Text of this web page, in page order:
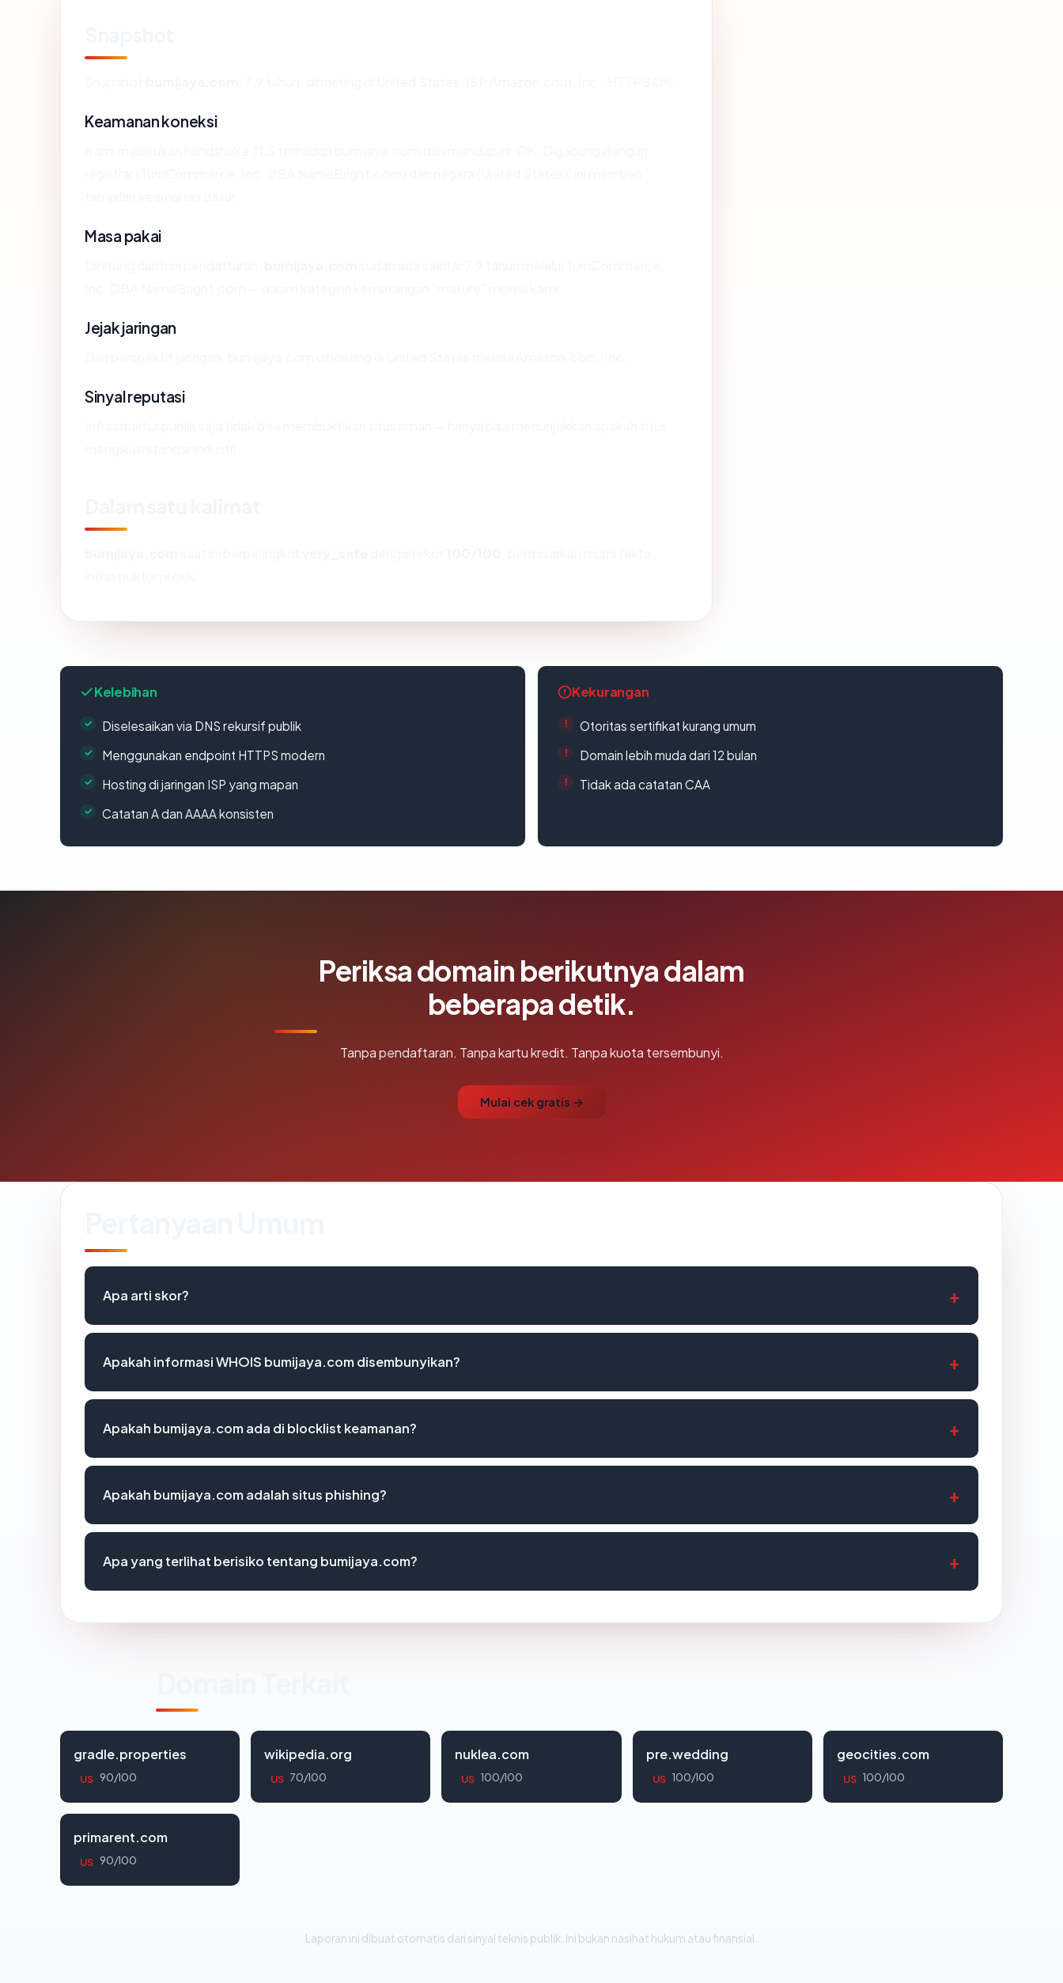
Keamanan koneksi
Masa pakai
Jejak jaringan
Sinyal reputasi
Kelebihan
Diselesaikan via DNS rekursif publik
Menggunakan endpoint HTTPS modern
Hosting di jaringan ISP yang mapan
Catatan A dan AAAA konsisten
Kekurangan
Otoritas sertifikat kurang umum
Domain lebih muda dari 12 bulan
Tidak ada catatan CAA
Periksa domain berikutnya dalam
beberapa detik.
Tanpa pendaftaran. Tanpa kartu kredit. Tanpa kuota tersembunyi.
Mulai cek gratis →
Apa arti skor?
Apakah informasi WHOIS bumijaya.com disembunyikan?
Apakah bumijaya.com ada di blocklist keamanan?
Apakah bumijaya.com adalah situs phishing?
Apa yang terlihat berisiko tentang bumijaya.com?
gradle.properties
US 90/100
wikipedia.org
US 70/100
nuklea.com
US 100/100
pre.wedding
US 100/100
geocities.com
US 100/100
primarent.com
US 90/100
Laporan ini dibuat otomatis dari sinyal teknis publik. Ini bukan nasihat hukum atau finansial.